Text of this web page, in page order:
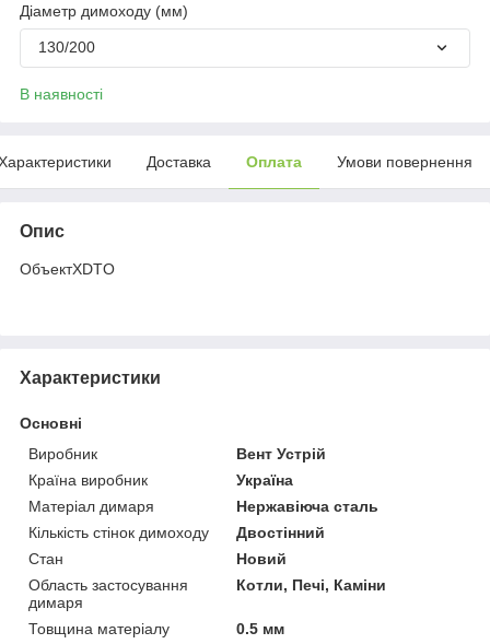
Діаметр димоходу (мм)
130/200
В наявності
Доставка Оплата Умови повернення
Опис
ОбъектXDTO
Характеристики
Основні
Виробник
Вент Устрій
Країна виробник
Україна
Матеріал димаря
Нержавіюча сталь
Кількість стінок димоходу
Двостінний
Стан
Новий
Область застосування
димаря
Котли, Печі, Каміни
Товщина матеріалу
0.5 мм